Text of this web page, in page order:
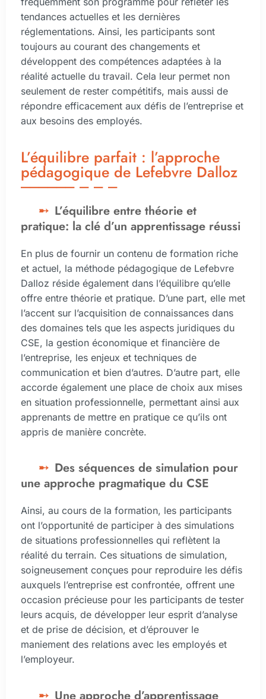
tendances actuelles et les dernières
réglementations. Ainsi, les participants sont
toujours au courant des changements et
développent des compétences adaptées à la
réalité actuelle du travail. Cela leur permet non
seulement de rester compétitifs, mais aussi de
répondre efficacement aux défis de l’entreprise et
aux besoins des employés.
L’équilibre parfait : l’approche
pédagogique de Lefebvre Dalloz
L’équilibre entre théorie et
pratique: la clé d’un apprentissage réussi
En plus de fournir un contenu de formation riche
et actuel, la méthode pédagogique de Lefebvre
Dalloz réside également dans l’équilibre qu’elle
offre entre théorie et pratique. D’une part, elle met
l’accent sur l’acquisition de connaissances dans
des domaines tels que les aspects juridiques du
CSE, la gestion économique et financière de
l’entreprise, les enjeux et techniques de
communication et bien d’autres. D’autre part, elle
accorde également une place de choix aux mises
en situation professionnelle, permettant ainsi aux
apprenants de mettre en pratique ce qu’ils ont
appris de manière concrète.
Des séquences de simulation pour
une approche pragmatique du CSE
Ainsi, au cours de la formation, les participants
ont l’opportunité de participer à des simulations
de situations professionnelles qui reflètent la
réalité du terrain. Ces situations de simulation,
soigneusement conçues pour reproduire les défis
auxquels l’entreprise est confrontée, offrent une
occasion précieuse pour les participants de tester
leurs acquis, de développer leur esprit d’analyse
et de prise de décision, et d’éprouver le
maniement des relations avec les employés et
l’employeur.